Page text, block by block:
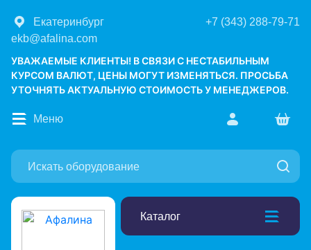
Екатеринбург
+7 (343) 288-79-71
ekb@afalina.com
УВАЖАЕМЫЕ КЛИЕНТЫ! В СВЯЗИ С НЕСТАБИЛЬНЫМ
КУРСОМ ВАЛЮТ, ЦЕНЫ МОГУТ ИЗМЕНЯТЬСЯ. ПРОСЬБА
УТОЧНЯТЬ АКТУАЛЬНУЮ СТОИМОСТЬ У МЕНЕДЖЕРОВ.
Каталог
Меню